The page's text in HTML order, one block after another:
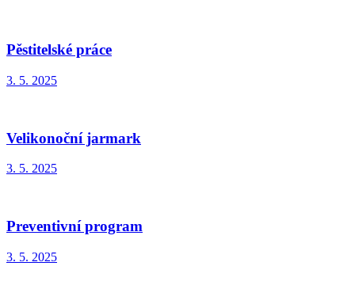
Pěstitelské práce
3. 5. 2025
Velikonoční jarmark
3. 5. 2025
Preventivní program
3. 5. 2025